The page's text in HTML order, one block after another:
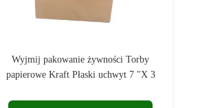
Wyjmij pakowanie żywności Torby
papierowe Kraft Płaski uchwyt 7 "X 3